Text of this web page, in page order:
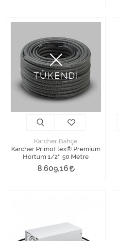
TÜKENDİ
Karcher Bahçe
Karcher PrimoFlex® Premium
Hortum 1/2'' 50 Metre
8.609,16